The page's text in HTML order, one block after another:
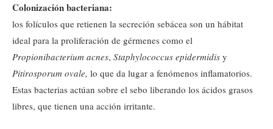
Colonización bacteriana:
los folículos que retienen la secreción sebácea son un hábitat
ideal para la proliferación de gérmenes como el
Propionibacterium acnes, Staphylococcus epidermidis y
Pitirosporum ovale, lo que da lugar a fenómenos inflamatorios.
Estas bacterias actúan sobre el sebo liberando los ácidos grasos
libres, que tienen una acción irritante.